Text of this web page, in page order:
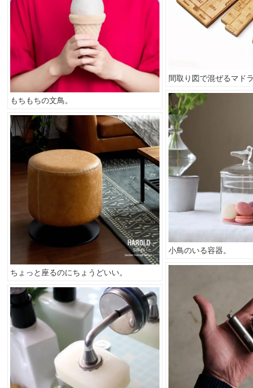
間取り図で混ぜるマド
もちもちの文鳥。
小鳥のいる容器。
ちょっと座るのにちょうどいい。